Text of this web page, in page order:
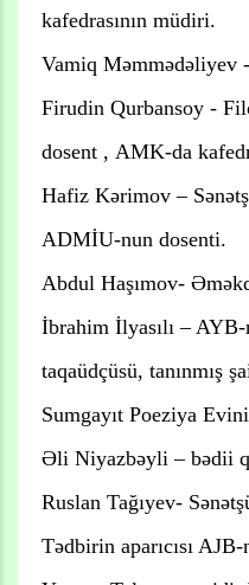
kafedrasının müdiri.
Vamiq Məmmədəliyev
Firudin Qurbansoy -
dosent , AMK-da
Hafiz Kərimov –
ADMİU-nun dosenti.
Abdul Haşımov-
İbrahim İlyasılı –
taqaüdçüsü, tanınmış
Sumgayıt Poeziya
Əli Niyazbəyli – bədii
Ruslan Tağıyev-
Tədbirin aparıcısı